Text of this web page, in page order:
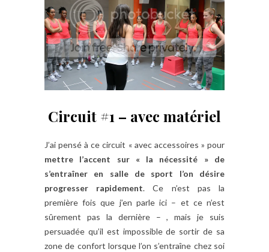
Circuit #1 – avec matériel
J’ai pensé à ce circuit « avec accessoires » pour
mettre l’accent sur « la nécessité » de
s’entraîner en salle de sport l’on désire
progresser rapidement. Ce n’est pas la
première fois que j’en parle ici – et ce n’est
sûrement pas la dernière – , mais je suis
persuadée qu’il est impossible de sortir de sa
zone de confort lorsque l’on s’entraîne chez soi